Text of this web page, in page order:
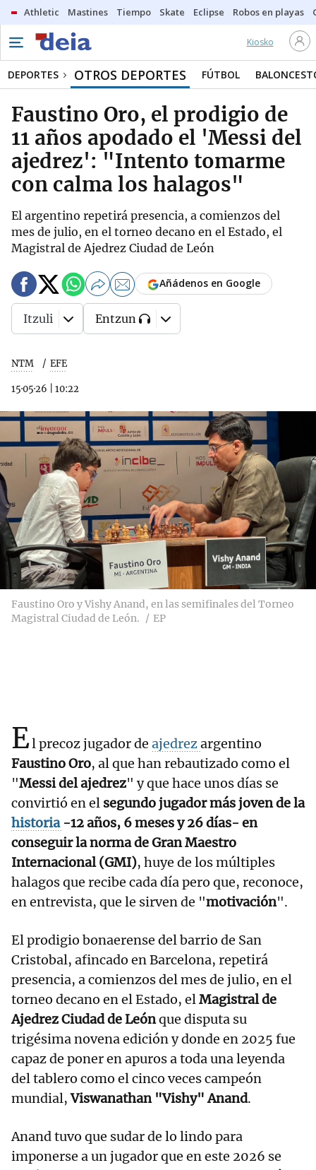
Athletic Mastines Tiempo Skate Eclipse Robos en playas
Kiosko
DEPORTES OTROS DEPORTES FÚTBOL
Faustino Oro, el prodigio de
11 años apodado el 'Messi del
ajedrez': "Intento tomarme
con calma los halagos"
El argentino repetirá presencia, a comienzos del
mes de julio, en el torneo decano en el Estado, el
Magistral de Ajedrez Ciudad de León
NTM EFE
15·05·26 10:22
Añádenos en Google
Itzuli Entzun
Faustino Oro y Vishy Anand, en las semifinales del Torneo
Magistral Ciudad de León.
EP
El precoz jugador de ajedrezargentino
Faustino Oro, al que han rebautizado como el
"Messi del ajedrez" y que hace unos días se
convirtió en el segundo jugador más joven de la
historia -12 años, 6 meses y 26 días- en
conseguir la norma de Gran Maestro
Internacional (GMI), huye de los múltiples
halagos que recibe cada día pero que, reconoce,
en entrevista, que le sirven de "motivación".
El prodigio bonaerense del barrio de San
Cristobal, afincado en Barcelona, repetirá
presencia, a comienzos del mes de julio, en el
torneo decano en el Estado, elMagistral de
Ajedrez Ciudad de Leónque disputa su
trigésima novena edición y donde en 2025 fue
capaz de poner en apuros a toda una leyenda
del tablero como el cinco veces campeón
mundial,Viswanathan "Vishy" Anand.
Anand tuvo que sudar de lo lindo para
imponerse a un jugador que en este 2026 se